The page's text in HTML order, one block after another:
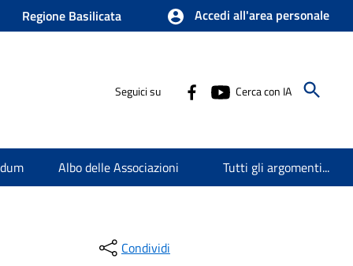
Regione Basilicata Accedi all'area personale
Seguici su Cerca con IA
Albo delle Associazioni Tutti gli argomenti...
Condividi